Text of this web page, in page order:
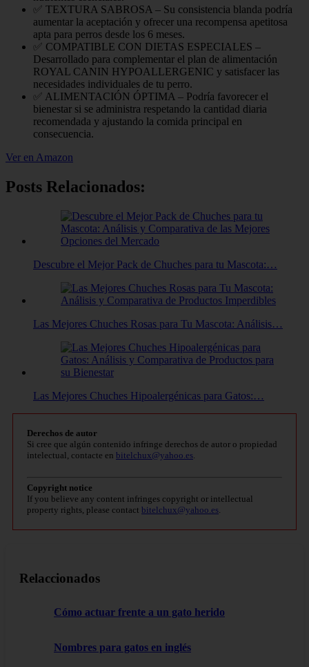
✅ TEXTURA SABROSA – Su consistencia blanda podría
aumentar la aceptación y ofrecer una recompensa apetitosa
apta para perros desde los 6 meses.
✅ COMPATIBLE CON DIETAS ESPECIALES –
Desarrollado para complementar el plan de alimentación
ROYAL CANIN HYPOALLERGENIC y satisfacer las
necesidades individuales de tu perro.
✅ ALIMENTACIÓN ÓPTIMA – Podría favorecer el
bienestar si se administra respetando la cantidad diaria
recomendada y ajustando la comida principal en
consecuencia.
Ver en Amazon
Posts Relacionados:
Descubre el Mejor Pack de Chuches para tu Mascota:…
Las Mejores Chuches Rosas para Tu Mascota: Análisis…
Las Mejores Chuches Hipoalergénicas para Gatos:…
Derechos de autor
Si cree que algún contenido infringe derechos de autor o propiedad
intelectual, contacte en bitelchux@yahoo.es.
Copyright notice
If you believe any content infringes copyright or intellectual
property rights, please contact bitelchux@yahoo.es.
Relaccionados
Cómo actuar frente a un gato herido
Nombres para gatos en inglés